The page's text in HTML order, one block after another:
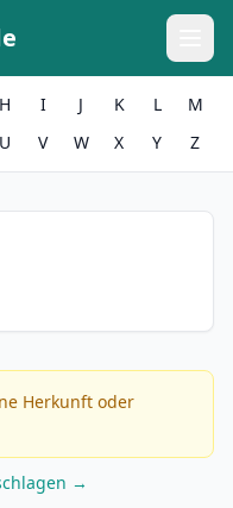
H I J K L
M
U V W X Y Z
Herkunft oder
→